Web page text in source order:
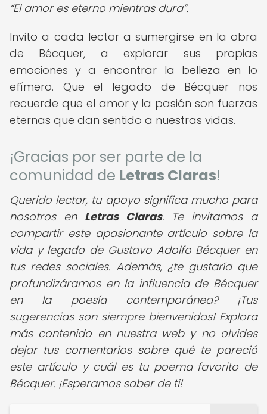
El amor es eterno mientras dura .
Invito a cada lector a sumergirse en la obra
de Bécquer, a explorar sus propias
emociones y a encontrar la belleza en lo
efímero. Que el legado de Bécquer nos
recuerde que el amor y la pasión son fuerzas
eternas que dan sentido a nuestras vidas.
¡Gracias por ser parte de la
comunidad de Letras Claras!
Querido lector, tu apoyo significa mucho para
nosotros en Letras Claras. Te invitamos a
compartir este apasionante artículo sobre la
vida y legado de Gustavo Adolfo Bécquer en
tus redes sociales. Además, ¿te gustaría que
profundizáramos en la influencia de Bécquer
en la poesía contemporánea? ¡Tus
sugerencias son siempre bienvenidas! Explora
más contenido en nuestra web y no olvides
dejar tus comentarios sobre qué te pareció
este artículo y cuál es tu poema favorito de
Bécquer. ¡Esperamos saber de ti!